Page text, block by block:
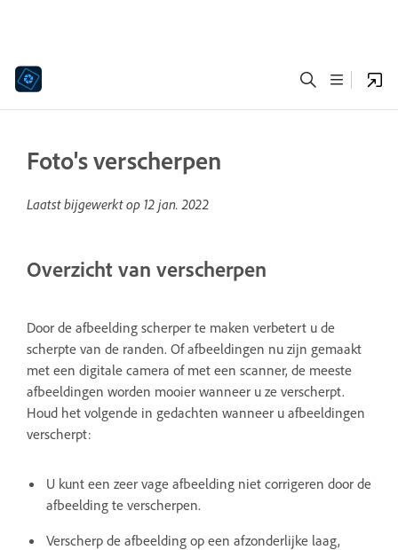
Foto's verscherpen
Laatst bijgewerkt op 12 jan. 2022
Overzicht van verscherpen
Door de afbeelding scherper te maken verbetert u de
scherpte van de randen. Of afbeeldingen nu zijn gemaakt
met een digitale camera of met een scanner, de meeste
afbeeldingen worden mooier wanneer u ze verscherpt.
Houd het volgende in gedachten wanneer u afbeeldingen
verscherpt:
U kunt een zeer vage afbeelding niet corrigeren door de
afbeelding te verscherpen.
Verscherp de afbeelding op een afzonderlijke laag,